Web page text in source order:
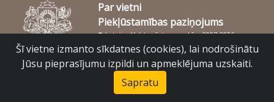
Par vietni
Piekļūstamības paziņojums
© Latvijas Valsts vēstures arhīvs 2007-2026
Slokas iela 16, Rīga, LV – 1048
Šī vietne izmanto sīkdatnes (cookies), lai nodrošinātu
Jūsu pieprasījumu izpildi un apmeklējuma uzskaiti.
Sapratu